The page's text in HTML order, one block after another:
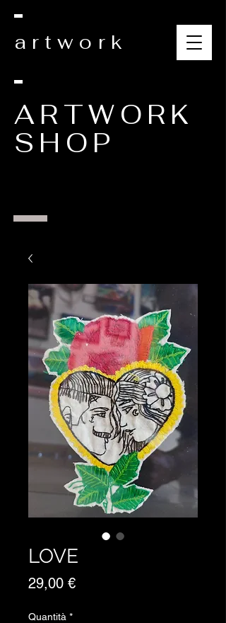
artwork
ARTWORK
SHOP
LOVE
29,00 €Prezzo
Quantità *